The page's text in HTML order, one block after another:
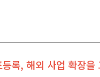
록, 해외 사업 확장을